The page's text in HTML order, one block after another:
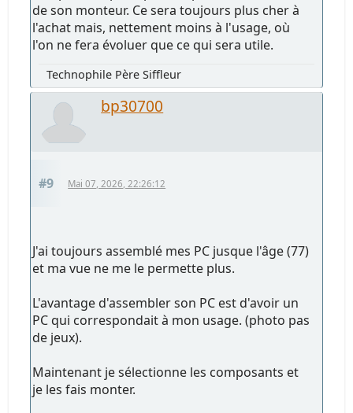
de son monteur. Ce sera toujours plus cher à
l'achat mais, nettement moins à l'usage, où
l'on ne fera évoluer que ce qui sera utile.
Technophile Père Siffleur
bp30700
#9 Mai 07, 2026, 22:26:12
J'ai toujours assemblé mes PC jusque l'âge (77)
et ma vue ne me le permette plus.
L'avantage d'assembler son PC est d'avoir un
PC qui correspondait à mon usage. (photo pas
de jeux).
Maintenant je sélectionne les composants et
je les fais monter.